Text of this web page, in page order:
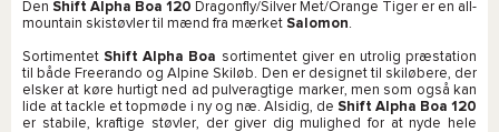
Den Shift Alpha Boa 120 Dragonfly/Silver Met/Orange Tiger er en all-
mountain skistøvler til mænd fra mærket Salomon.
Sortimentet Shift Alpha Boa sortimentet giver en utrolig præstation
til både Freerando og Alpine Skiløb. Den er designet til skiløbere, der
elsker at køre hurtigt ned ad pulveragtige marker, men som også kan
lide at tackle et topmøde i ny og næ. Alsidig, de Shift Alpha Boa 120
er stabile, kraftige støvler, der giver dig mulighed for at nyde hele